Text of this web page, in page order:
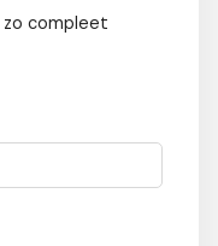
zo compleet